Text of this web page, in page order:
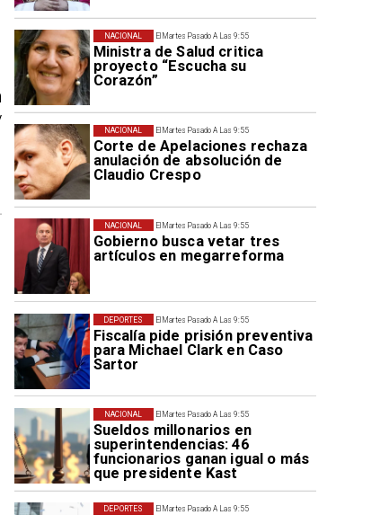
El Martes Pasado A Las 9:55
Ministra de Salud critica
proyecto “Escucha su
Corazón”
NACIONAL
El Martes Pasado A Las 9:55
Corte de Apelaciones rechaza
anulación de absolución de
Claudio Crespo
NACIONAL
El Martes Pasado A Las 9:55
Gobierno busca vetar tres
artículos en megarreforma
NACIONAL
El Martes Pasado A Las 9:55
Fiscalía pide prisión preventiva
para Michael Clark en Caso
Sartor
DEPORTES
El Martes Pasado A Las 9:55
Sueldos millonarios en
superintendencias: 46
funcionarios ganan igual o más
que presidente Kast
NACIONAL
El Martes Pasado A Las 9:55
DEPORTES